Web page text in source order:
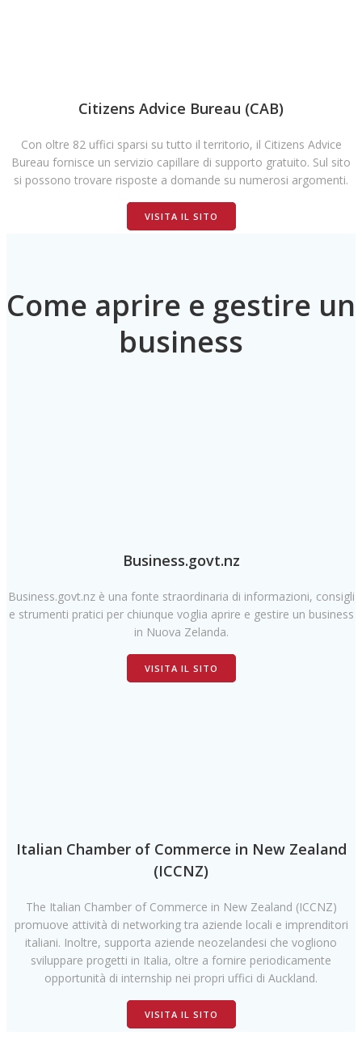
Citizens Advice Bureau (CAB)
Con oltre 82 uffici sparsi su tutto il territorio, il Citizens Advice
Bureau fornisce un servizio capillare di supporto gratuito. Sul sito
si possono trovare risposte a domande su numerosi argomenti.
VISITA IL SITO
Come aprire e gestire un
business
Business.govt.nz
Business.govt.nz è una fonte straordinaria di informazioni, consigli
e strumenti pratici per chiunque voglia aprire e gestire un business
in Nuova Zelanda.
VISITA IL SITO
Italian Chamber of Commerce in New Zealand
(ICCNZ)
The Italian Chamber of Commerce in New Zealand (ICCNZ)
promuove attività di networking tra aziende locali e imprenditori
italiani. Inoltre, supporta aziende neozelandesi che vogliono
sviluppare progetti in Italia, oltre a fornire periodicamente
opportunità di internship nei propri uffici di Auckland.
VISITA IL SITO